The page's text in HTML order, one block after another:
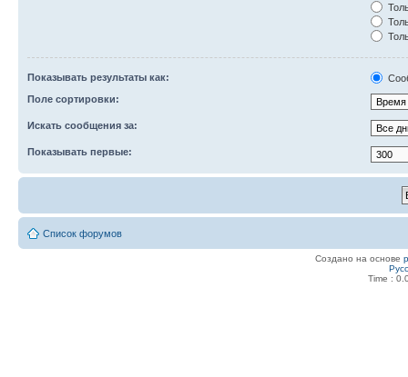
Показывать результаты как:
Поле сортировки:
Искать сообщения за:
Показывать первые:
Список форумов
Создано на основе
Time :